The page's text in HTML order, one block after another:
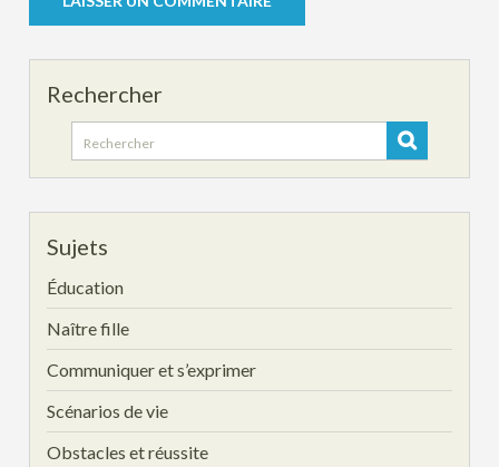
Rechercher
Search
for:
Sujets
Éducation
Naître fille
Communiquer et s’exprimer
Scénarios de vie
Obstacles et réussite